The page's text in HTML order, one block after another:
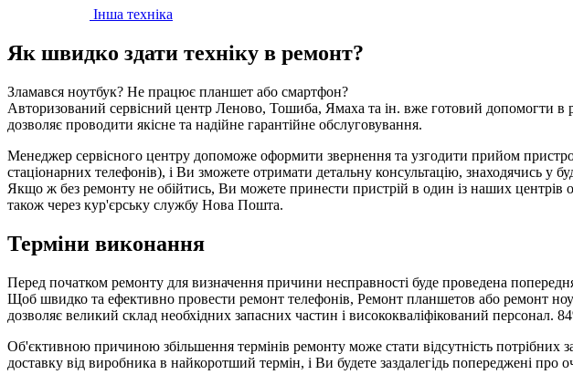
Інша техніка
Як швидко здати техніку в ремонт?
Зламався ноутбук? Не працює планшет або смартфон?
Авторизований сервісний центр Леново, Тошиба, Ямаха та ін. вже готовий допомогти в
дозволяє проводити якісне та надійне гарантійне обслуговування.
Менеджер сервісного центру допоможе оформити звернення та узгодити прийом
стаціонарних телефонів), і Ви зможете отримати детальну консультацію, знаходячись у
Якщо ж без ремонту не обійтись, Ви можете принести пристрій в один із наших центрів
також через кур'єрську службу Нова Пошта.
Терміни виконання
Перед початком ремонту для визначення причини несправності буде проведена
Щоб швидко та ефективно провести ремонт телефонів, Ремонт планшетов або ремонт
дозволяє великий склад необхідних запасних частин і висококваліфікований персонал.
Об'єктивною причиною збільшення термінів ремонту може стати відсутність потрібних
доставку від виробника в найкоротший термін, і Ви будете заздалегідь попереджені про